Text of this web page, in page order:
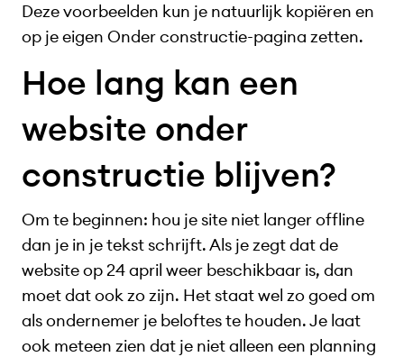
Deze voorbeelden kun je natuurlijk kopiëren en
op je eigen Onder constructie-pagina zetten.
Hoe lang kan een
website onder
constructie blijven?
Om te beginnen: hou je site niet langer offline
dan je in je tekst schrijft. Als je zegt dat de
website op 24 april weer beschikbaar is, dan
moet dat ook zo zijn. Het staat wel zo goed om
als ondernemer je beloftes te houden. Je laat
ook meteen zien dat je niet alleen een planning